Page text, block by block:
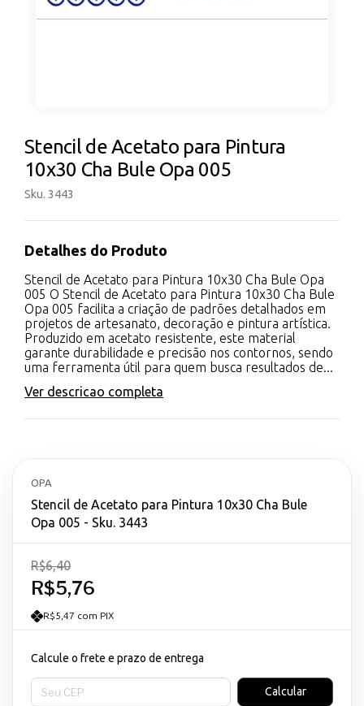
Stencil de Acetato para Pintura
10x30 Cha Bule Opa 005
Sku. 3443
Detalhes do Produto
Stencil de Acetato para Pintura 10x30 Cha Bule Opa
005 O Stencil de Acetato para Pintura 10x30 Cha Bule
Opa 005 facilita a criação de padrões detalhados em
projetos de artesanato, decoração e pintura artística.
Produzido em acetato resistente, este material
garante durabilidade e precisão nos contornos, sendo
uma ferramenta útil para quem busca resultados de...
Ver descricao completa
OPA
Stencil de Acetato para Pintura 10x30 Cha Bule
Opa 005 - Sku. 3443
R$5,76
R$6,40
R$5,47 com PIX
Calcule o frete e prazo de entrega
Entregas para o CEP:
Calcular